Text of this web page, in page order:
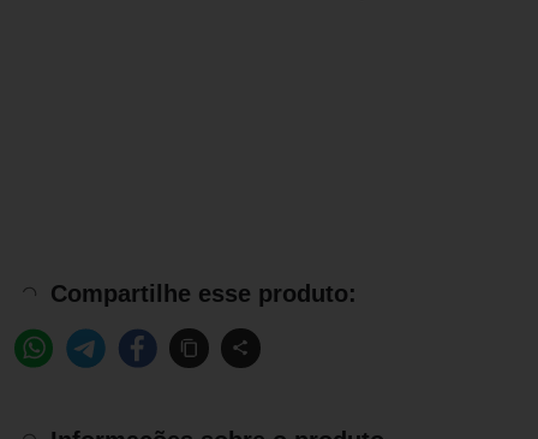
Compartilhe esse produto: